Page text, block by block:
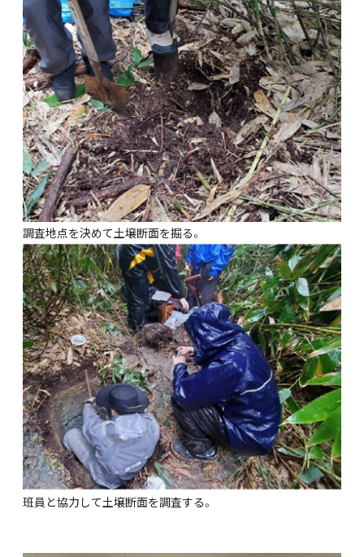
調査地点を決めて土壌断面を掘る。
班員と協力して土壌断面を調査する。